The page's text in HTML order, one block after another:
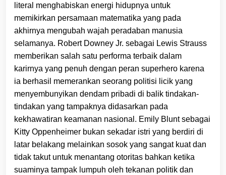
literal menghabiskan energi hidupnya untuk
memikirkan persamaan matematika yang pada
akhirnya mengubah wajah peradaban manusia
selamanya. Robert Downey Jr. sebagai Lewis Strauss
memberikan salah satu performa terbaik dalam
karirnya yang penuh dengan peran superhero karena
ia berhasil memerankan seorang politisi licik yang
menyembunyikan dendam pribadi di balik tindakan-
tindakan yang tampaknya didasarkan pada
kekhawatiran keamanan nasional. Emily Blunt sebagai
Kitty Oppenheimer bukan sekadar istri yang berdiri di
latar belakang melainkan sosok yang sangat kuat dan
tidak takut untuk menantang otoritas bahkan ketika
suaminya tampak lumpuh oleh tekanan politik dan